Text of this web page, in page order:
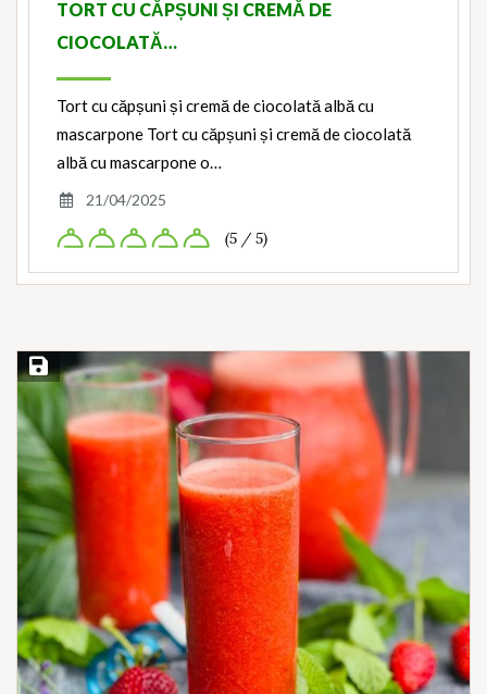
TORT CU CĂPȘUNI ȘI CREMĂ DE
CIOCOLATĂ…
Tort cu căpșuni și cremă de ciocolată albă cu
mascarpone Tort cu căpșuni și cremă de ciocolată
albă cu mascarpone o…
21/04/2025
(5 / 5)
Save Recipe